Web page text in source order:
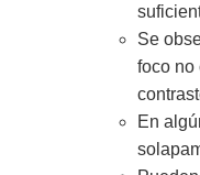
Se
foco no
En